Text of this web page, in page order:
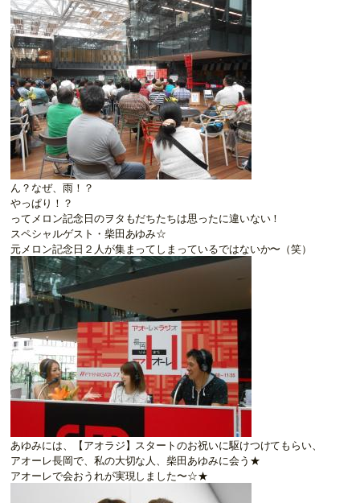
ん？なぜ、雨！？
やっぱり！？
ってメロン記念日のヲタもだちたちは思ったに違いない！
スペシャルゲスト・柴田あゆみ☆
元メロン記念日２人が集まってしまっているではないか〜（笑）
あゆみには、【アオラジ】スタートのお祝いに駆けつけてもらい、
アオーレ長岡で、私の大切な人、柴田あゆみに会う★
アオーレで会おうれが実現しました〜☆★